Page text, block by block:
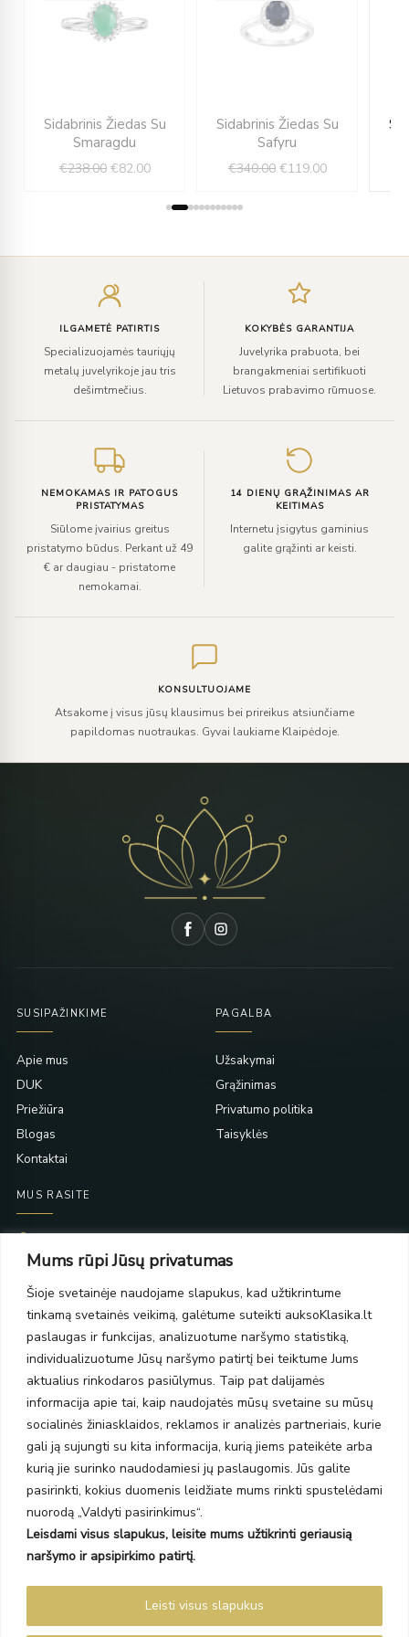
Mums rūpi Jūsų privatumas
Šioje svetainėje naudojame slapukus, kad užtikrintume
tinkamą svetainės veikimą, galėtume suteikti auksoKlasika.lt
paslaugas ir funkcijas, analizuotume naršymo statistiką,
individualizuotume Jūsų naršymo patirtį bei teiktume Jums
aktualius rinkodaros pasiūlymus. Taip pat dalijamės
informacija apie tai, kaip naudojatės mūsų svetaine su mūsų
socialinės žiniasklaidos, reklamos ir analizės partneriais, kurie
gali ją sujungti su kita informacija, kurią jiems pateikėte arba
kurią jie surinko naudodamiesi jų paslaugomis. Jūs galite
pasirinkti, kokius duomenis leidžiate mums rinkti spustelėdami
nuorodą „Valdyti pasirinkimus“.
Leisdami visus slapukus, leisite mums užtikrinti geriausią
naršymo ir apsipirkimo patirtį.
Leisti visus slapukus
Sidabrinis Žiedas Su
Smaragdu
€238.00
Original
price
was:
€238.00.
€82.00
price
€82.00.
Sidabrinis Žiedas Su
Safyru
€340.00
Original
price
was:
€340.00.
€119.00
price
€119.00.
ILGAMETĖ PATIRTIS
Specializuojamės tauriųjų
metalų juvelyrikoje jau tris
dešimtmečius.
KOKYBĖS GARANTIJA
Juvelyrika prabuota, bei
brangakmeniai sertifikuoti
Lietuvos prabavimo rūmuose.
NEMOKAMAS IR PATOGUS
PRISTATYMAS
Siūlome įvairius greitus
pristatymo būdus. Perkant už 49
€ ar daugiau - pristatome
nemokamai.
14 DIENŲ GRĄŽINIMAS AR
KEITIMAS
Internetu įsigytus gaminius
galite grąžinti ar keisti.
KONSULTUOJAME
Atsakome į visus jūsų klausimus bei prireikus atsiunčiame
papildomas nuotraukas. Gyvai laukiame Klaipėdoje.
SUSIPAŽINKIME
Apie mus
DUK
Priežiūra
Blogas
Kontaktai
PAGALBA
Užsakymai
Grąžinimas
Privatumo politika
Taisyklės
MUS RASITE
PC Molas, Klaipėda
PC BIG 2, Klaipėda
Šilutės pl. 35
PC Banginis, Klaipėda
NAUJIENLAIŠKIS
Prenumeruokite ir gaukite pasiūlymus, naujienas bei riboto
leidimo kolekcijas.
SIŲSTI